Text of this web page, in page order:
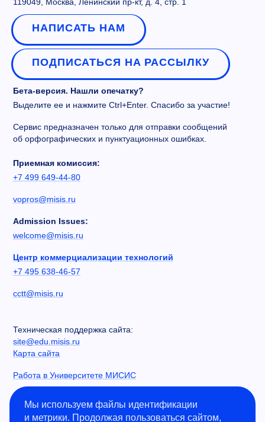
НАПИСАТЬ НАМ
ПОДПИСАТЬСЯ НА РАССЫЛКУ
Бета-версия. Нашли опечатку?
Выделите ее и нажмите Ctrl+Enter. Спасибо за участие!
Сервис предназначен только для отправки сообщений
об орфографических и пунктуационных ошибках.
Приемная комиссия:
+7 499 649-44-80
vopros@misis.ru
Admission Issues:
welcome@misis.ru
Центр коммерциализации технологий
+7 495 638-46-57
cctt@misis.ru
Техническая поддержка сайта:
site@edu.misis.ru
Карта сайта
Работа в Университете МИСИС
Сведения об образовательной организации
Мы используем файлы идентификации
и метрики. Продолжая пользоваться сайтом,